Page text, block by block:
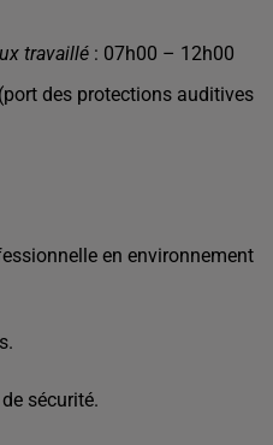
travaillé : 07h00 – 12h00
(port des protections auditives
en environnement
sécurité.